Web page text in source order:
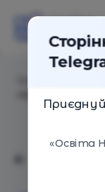
«Освіта